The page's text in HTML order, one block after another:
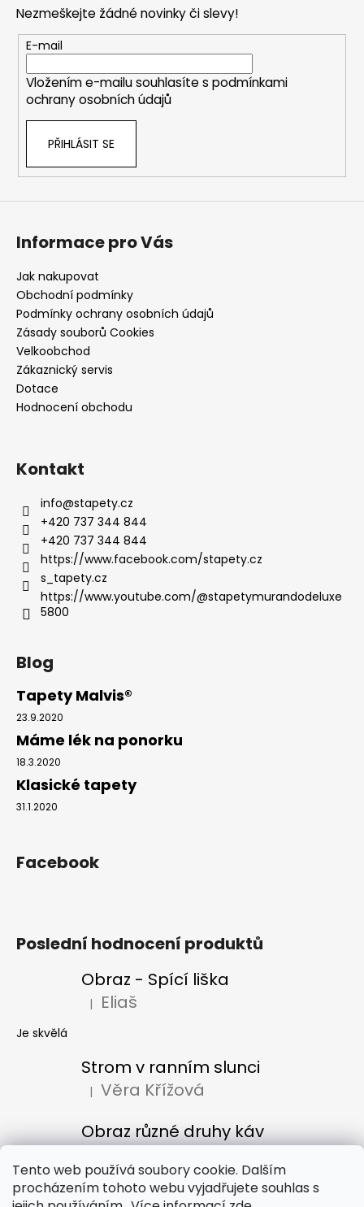
Tento web používá soubory cookie. Dalším
procházením tohoto webu vyjadřujete souhlas s
Nezmeškejte žádné novinky či slevy!
E-mail
Vložením e-mailu souhlasíte s podmínkami
ochrany osobních údajů
PŘIHLÁSIT SE
Informace pro Vás
Jak nakupovat
Obchodní podmínky
Podmínky ochrany osobních údajů
Zásady souborů Cookies
Velkoobchod
Zákaznický servis
Dotace
Hodnocení obchodu
Kontakt
info@stapety.cz
+420 737 344 844
+420 737 344 844
https://www.facebook.com/stapety.cz
s_tapety.cz
https://www.youtube.com/@stapetymurandodeluxe
5800
Blog
Tapety Malvis®
23.9.2020
Máme lék na ponorku
18.3.2020
Klasické tapety
31.1.2020
Facebook
Poslední hodnocení produktů
Obraz - Spící liška
Hodnocení produktu je 5 z 5 hvězdiček.
| Eliaš
Je skvělá
Strom v ranním slunci
Hodnocení produktu je 5 z 5 hvězdiček.
| Věra Křížová
Obraz různé druhy káv
Hodnocení produktu je 5 z 5 hvězdiček.